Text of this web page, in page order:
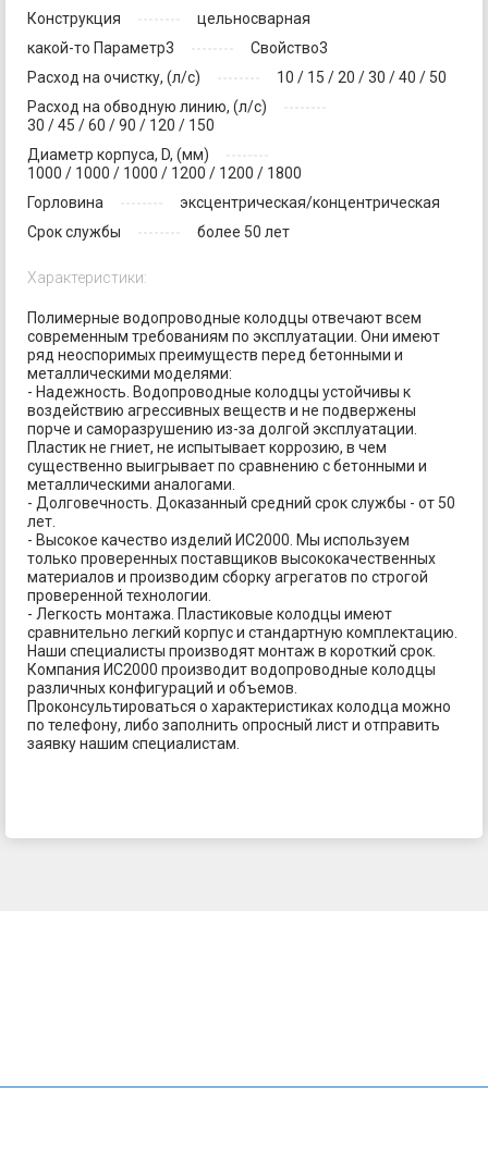
Конструкция
цельносварная
какой-то Параметр3
Свойство3
Расход на очистку, (л/с)
10 / 15 / 20 / 30 / 40 / 50
Расход на обводную линию, (л/с)
30 / 45 / 60 / 90 / 120 / 150
Диаметр корпуса, D, (мм)
1000 / 1000 / 1000 / 1200 / 1200 / 1800
Горловина
эксцентрическая/концентрическая
Срок службы
более 50 лет
Характеристики:
Полимерные водопроводные колодцы отвечают всем
современным требованиям по эксплуатации. Они имеют
ряд неоспоримых преимуществ перед бетонными и
металлическими моделями:
- Надежность. Водопроводные колодцы устойчивы к
воздействию агрессивных веществ и не подвержены
порче и саморазрушению из-за долгой эксплуатации.
Пластик не гниет, не испытывает коррозию, в чем
существенно выигрывает по сравнению с бетонными и
металлическими аналогами.
- Долговечность. Доказанный средний срок службы - от 50
лет.
- Высокое качество изделий ИС2000. Мы используем
только проверенных поставщиков высококачественных
материалов и производим сборку агрегатов по строгой
проверенной технологии.
- Легкость монтажа. Пластиковые колодцы имеют
сравнительно легкий корпус и стандартную комплектацию.
Наши специалисты производят монтаж в короткий срок.
Компания ИС2000 производит водопроводные колодцы
различных конфигураций и объемов.
Проконсультироваться о характеристиках колодца можно
по телефону, либо заполнить опросный лист и отправить
заявку нашим специалистам.